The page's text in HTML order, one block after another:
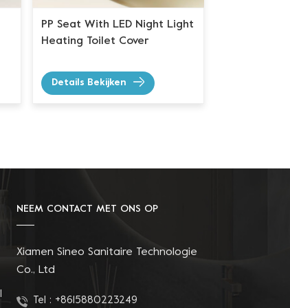
PP Seat With LED Night Light
Heating Toilet Cover
Details Bekijken
NEEM CONTACT MET ONS OP
Xiamen Sineo Sanitaire Technologie
Co., Ltd
Tel : +8615880223249